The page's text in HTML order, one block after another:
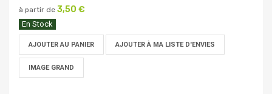
à partir de 3,50 €
En Stock
AJOUTER AU PANIER AJOUTER À MA LISTE D'ENVIES
IMAGE GRAND